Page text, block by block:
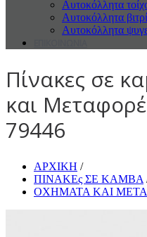
Αυτοκόλλητα
Αυτοκόλλητα
Αυτοκόλλητα
Πίνακες σε
και
79446
ΑΡΧΙΚΗ /
ΠΙΝΑΚΕς ΣΕ ΚΑΜΒΑ
ΟΧΗΜΑΤΑ ΚΑΙ